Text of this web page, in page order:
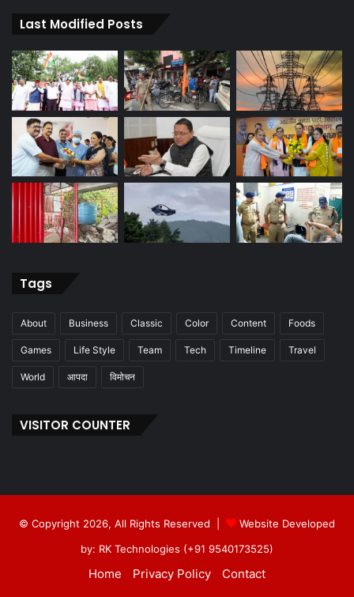
Last Modified Posts
Tags
About Business Classic Color Content Foods
Games Life Style Team Tech Timeline Travel
World आपदा विमोचन
VISITOR COUNTER
© Copyright 2026, All Rights Reserved |
Website Developed
by: RK Technologies (+91 9540173525)
Home Privacy Policy Contact